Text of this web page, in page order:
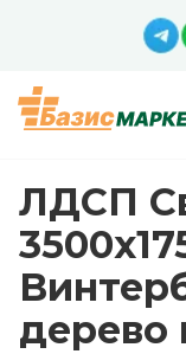
ЛДСП
дерево